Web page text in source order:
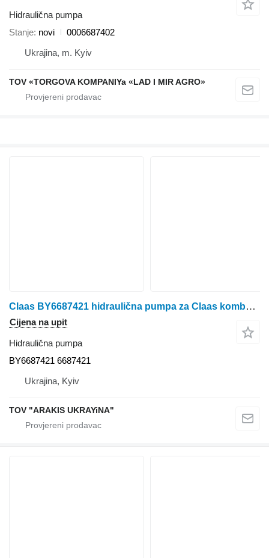
Hidraulična pumpa
Stanje novi
0006687402
Ukrajina, m. Kyiv
TOV «TORGOVA KOMPANIYa «LAD I MIR AGRO»
Claas BY6687421 hidraulična pumpa za Claas kombajna za žito
Cijena na upit
Hidraulična pumpa
BY6687421 6687421
Ukrajina, Kyiv
TOV "ARAKIS UKRAYiNA"